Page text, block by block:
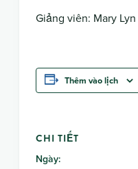
Giảng viên: Mary
Thêm vào lịch
CHI TIẾT
Ngày: